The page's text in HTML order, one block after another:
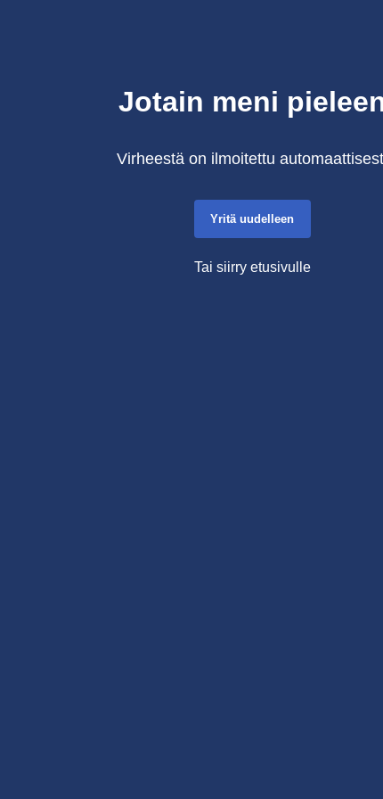
Jotain meni
Virheestä on ilmoitettu
Yritä uudelleen
Tai siirry etusivulle